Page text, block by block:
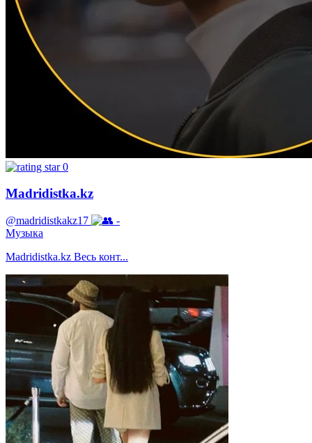
0
Madridistka.kz
@madridistkakz17
-
Музыка
Madridistka.kz Весь конт...